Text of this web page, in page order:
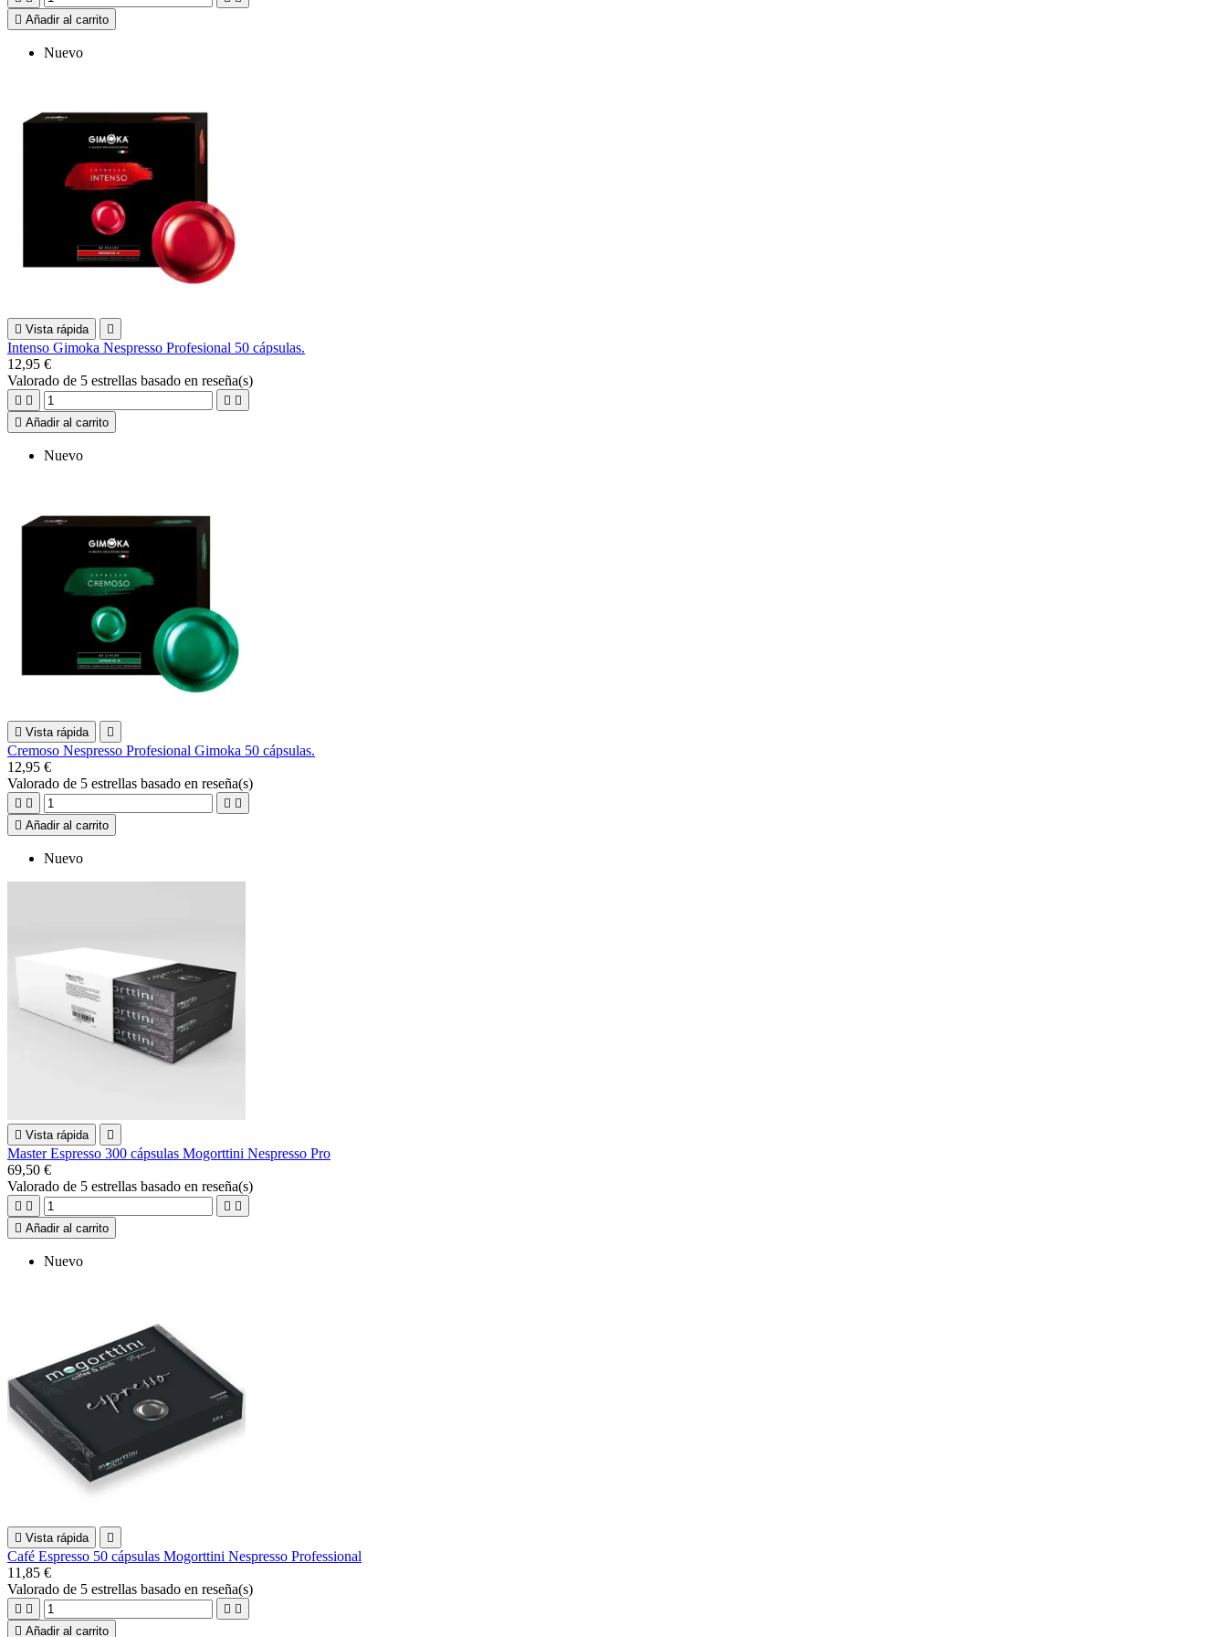
 Añadir al carrito
Nuevo
 Vista rápida 
Intenso Gimoka Nespresso Profesional 50 cápsulas.
12,95 €
Valorado de 5 estrellas basado en reseña(s)
   
 Añadir al carrito
Nuevo
 Vista rápida 
Cremoso Nespresso Profesional Gimoka 50 cápsulas.
12,95 €
Valorado de 5 estrellas basado en reseña(s)
   
 Añadir al carrito
Nuevo
 Vista rápida 
Master Espresso 300 cápsulas Mogorttini Nespresso Pro
69,50 €
Valorado de 5 estrellas basado en reseña(s)
   
 Añadir al carrito
Nuevo
 Vista rápida 
Café Espresso 50 cápsulas Mogorttini Nespresso Professional
11,85 €
Valorado de 5 estrellas basado en reseña(s)
   
 Añadir al carrito